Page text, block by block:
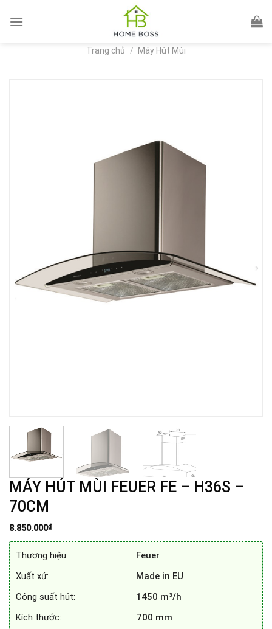
Trang chủ / Máy Hút Mùi
MÁY HÚT MÙI FEUER FE – H36S –
70CM
8.850.000₫
Thương hiệu:
Feuer
Xuất xứ:
Made in EU
Công suất hút:
1450 m³/h
Kích thước:
700 mm